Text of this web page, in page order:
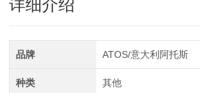
详细介绍
品牌 ATOS/意大利阿托斯
种类 其他